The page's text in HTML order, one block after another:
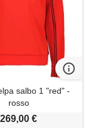
salbo 1 "red" -
rosso
269,00 €